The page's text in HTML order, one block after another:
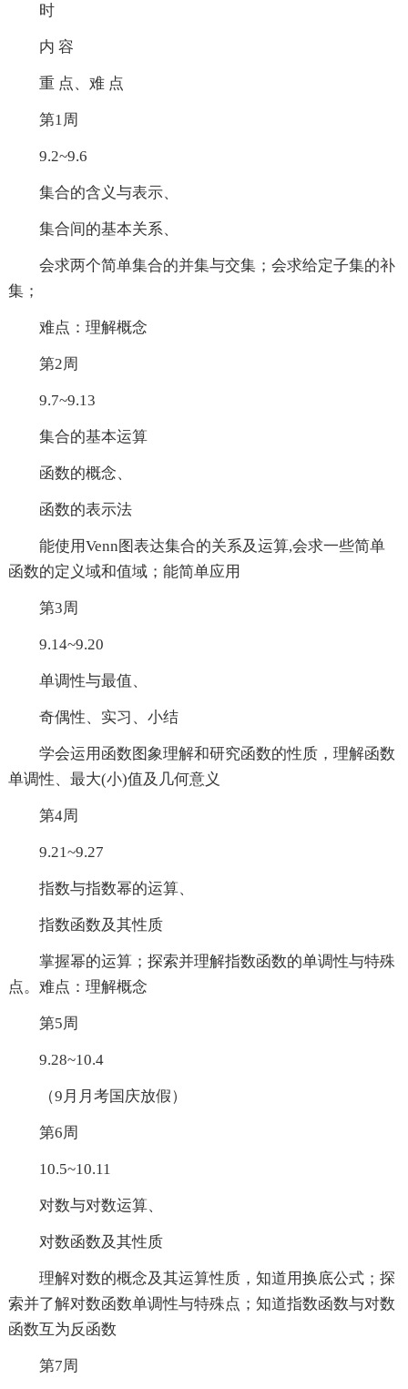
时
内 容
重 点、难 点
第1周
9.2~9.6
集合的含义与表示、
集合间的基本关系、
会求两个简单集合的并集与交集；会求给定子集的补
集；
难点：理解概念
第2周
9.7~9.13
集合的基本运算
函数的概念、
函数的表示法
能使用Venn图表达集合的关系及运算,会求一些简单
函数的定义域和值域；能简单应用
第3周
9.14~9.20
单调性与最值、
奇偶性、实习、小结
学会运用函数图象理解和研究函数的性质，理解函数
单调性、最大(小)值及几何意义
第4周
9.21~9.27
指数与指数幂的运算、
指数函数及其性质
掌握幂的运算；探索并理解指数函数的单调性与特殊
点。难点：理解概念
第5周
9.28~10.4
（9月月考国庆放假）
第6周
10.5~10.11
对数与对数运算、
对数函数及其性质
理解对数的概念及其运算性质，知道用换底公式；探
索并了解对数函数单调性与特殊点；知道指数函数与对数
函数互为反函数
第7周